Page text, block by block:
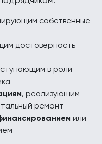
собственные
достоверность
в роли
, реализующим
ремонт
или